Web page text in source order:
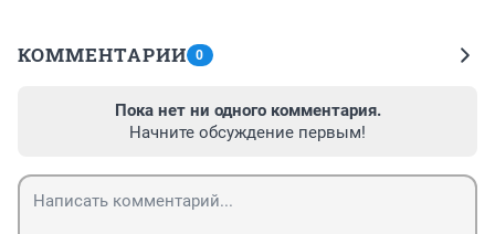
КОММЕНТАРИИ 0
Пока нет ни одного комментария.
Начните обсуждение первым!